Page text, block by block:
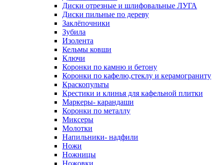
Диски отрезные и шлифовальные ЛУГА
Диски пильные по дереву
Заклёпочники
Зубила
Изолента
Кельмы ковши
Ключи
Коронки по камню и бетону
Коронки по кафелю,стеклу и керамограниту
Краскопульты
Крестики и клинья для кафельной плитки
Маркеры- карандаши
Коронки по металлу
Миксеры
Молотки
Напильники- надфили
Ножи
Ножницы
Ножовки